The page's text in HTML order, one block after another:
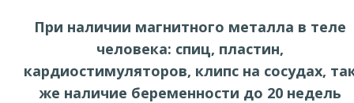
При наличии магнитного металла в теле
человека: спиц, пластин,
кардиостимуляторов, клипс на сосудах,
же наличие беременности до 20 недель